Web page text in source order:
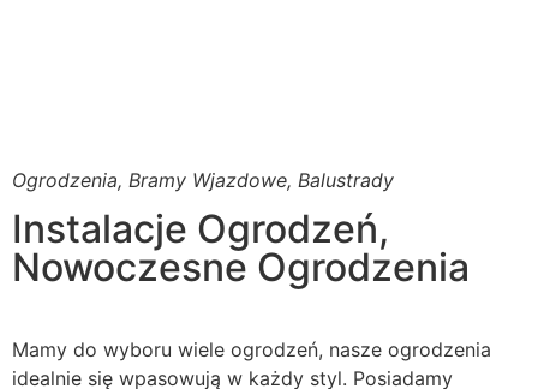
Ogrodzenia, Bramy Wjazdowe, Balustrady
Instalacje Ogrodzeń,
Nowoczesne Ogrodzenia
Mamy do wyboru wiele ogrodzeń, nasze ogrodzenia
idealnie się wpasowują w każdy styl. Posiadamy